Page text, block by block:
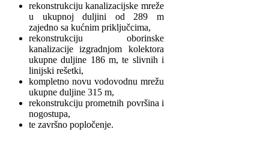
rekonstrukciju kanalizacijske mreže
u ukupnoj duljini od 289 m
zajedno sa kućnim priključcima,
rekonstrukciju oborinske
kanalizacije izgradnjom kolektora
ukupne duljine 186 m, te slivnih i
linijski rešetki,
kompletno novu vodovodnu mrežu
ukupne duljine 315 m,
rekonstrukciju prometnih površina i
nogostupa,
te završno popločenje.